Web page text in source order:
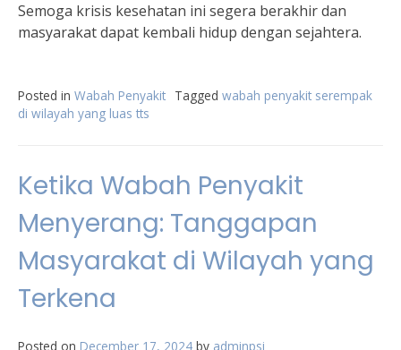
Semoga krisis kesehatan ini segera berakhir dan
masyarakat dapat kembali hidup dengan sejahtera.
Posted in Wabah Penyakit Tagged wabah penyakit serempak
di wilayah yang luas tts
Ketika Wabah Penyakit
Menyerang: Tanggapan
Masyarakat di Wilayah yang
Terkena
Posted on December 17, 2024 by adminpsi